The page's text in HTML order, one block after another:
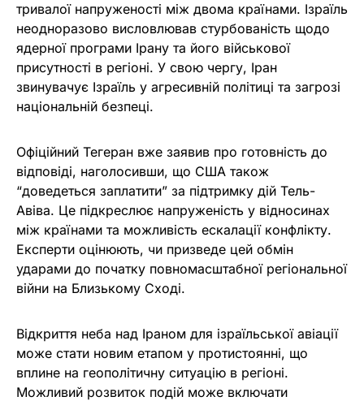
тривалої напруженості між двома країнами. Ізраїль
неодноразово висловлював стурбованість щодо
ядерної програми Ірану та його військової
присутності в регіоні. У свою чергу, Іран
звинувачує Ізраїль у агресивній політиці та загрозі
національній безпеці.
Офіційний Тегеран вже заявив про готовність до
відповіді, наголосивши, що США також
“доведеться заплатити” за підтримку дій Тель-
Авіва. Це підкреслює напруженість у відносинах
між країнами та можливість ескалації конфлікту.
Експерти оцінюють, чи призведе цей обмін
ударами до початку повномасштабної регіональної
війни на Близькому Сході.
Відкриття неба над Іраном для ізраїльської авіації
може стати новим етапом у протистоянні, що
вплине на геополітичну ситуацію в регіоні.
Можливий розвиток подій може включати